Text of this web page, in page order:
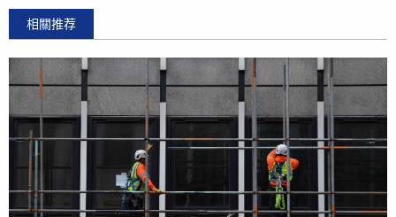
相關推荐